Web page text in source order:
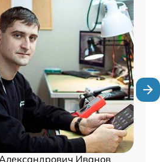
Иванов